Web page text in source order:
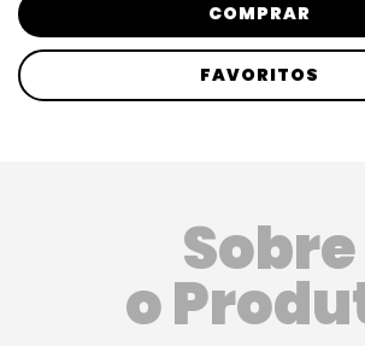
COMPRAR
FAVORITOS
Sobre
o